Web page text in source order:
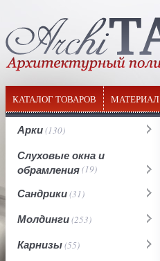
КАТАЛОГ ТОВАРОВ МАТЕРИАЛ
Арки(130)
Слуховые окна и
обрамления(19)
Сандрики(31)
Молдинги(253)
Карнизы(55)